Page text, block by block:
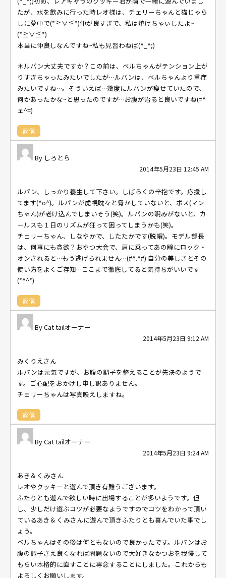
たが、水を飲みに行った時レオ様は、チェリーちゃんと猫じゃら
しに夢中で(*≧∀≦*)仲が良すぎで、私は焼けちゃぃしたよ~
(*≧∀≦*)
本当に仲良しなんですね~私も見習わねば(^_^;)
＊ルパン大丈夫ですか？この前は、ベルちゃんがテンション上が
りすぎちゃったみたいでしたが…ルパンは、ベルちゃんより重症
みたいですね…。そういえば…幾度にルパンが痩せていたので、
何かあったかな~と思ったのですが…お腹が治ると良いですね(=^
ェ^=)
返信
しろとら
2014年5月23日 12:45 AM
ルパン、しっかり養生して下さい。しばらくの辛抱です。応援し
てます(^o^)。ルパンが虎視眈々と脅かしていないと、ボス(マン
ちゃん)が老け込んでしまいそう(笑)。ルパンの睨みがないと、カ
ールスも１日のリズムが狂って困ってしまうかも(笑)。
チェリーちゃん、しなやかで、したたかです(脱帽)。モデル部長
は、何事にも貪欲？おやつ大会で、肩に乗ってあの瞳にロック・
オンされると…もう逃げられません…(#^.^#) 自分の美しさとその
使い方をよくご存知…ここまで徹底してると気持ちがいいです
(*^^*)
返信
Cat tailオーナー
2014年5月23日 9:12 AM
みくりえさん
ルパンは元気ですが、お腹の調子を整えることが先決のようで
す。ご心配をおかけし申し訳ありません。
チェリーちゃんは写真映えしますね。
返信
Cat tailオーナー
2014年5月23日 9:24 AM
あき＆くみさん
レオやクッキーと遊んで頂き有難うございます。
ふたりとも遊んで欲しい時に出場することが多いようです。但
し、少しだけ遊ぶコツが必要なようですのでコツをわかって頂い
ているあき＆くみさんに遊んで頂きふたりとも喜んでいた事でし
ょう。
ベルちゃんはその後は何ともないので良かったです。ルパンはお
腹の調子さえ良くなれば問題ないので大好きなかつおを我慢して
もらい本格的に直すことに専念することにしました。これからも
よろしくお願いします。